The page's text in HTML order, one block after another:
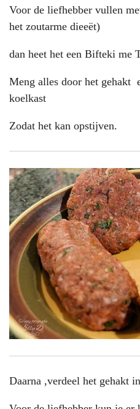
Voor de liefhebber vullen
het zoutarme dieeët)
dan heet het een Bifteki me
Meng alles door het gehakt
koelkast
Zodat het kan opstijven.
Daarna ,verdeel het gehakt